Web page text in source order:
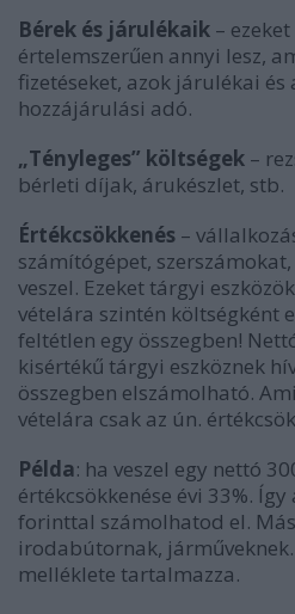
Bérek és járulékaik –
értelemszerűen annyi lesz,
fizetéseket, azok járulékai és
hozzájárulási adó.
„Tényleges” költségek –
bérleti díjak, árukészlet, stb.
Értékcsökkenés –
számítógépet,
veszel. Ezeket tárgyi
vételára szintén költségként
feltétlen egy összegben!
kisértékű tárgyi eszköznek
összegben elszámolható.
vételára csak az ún.
Példa: ha veszel egy nettó
értékcsökkenése évi 33%.
forinttal számolhatod el.
irodabútornak,
melléklete tartalmazza.